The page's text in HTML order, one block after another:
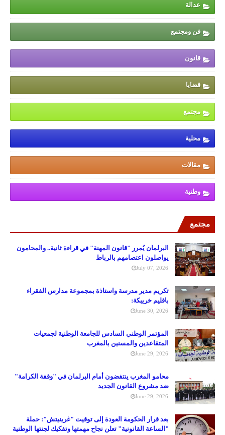
عدالة
فن ومجتمع
قانون
قضايا
مجتمع
محلية
مقالات
وطنية
مجتمع
البرلمان يُمرر "قانون المهنة" في قراءة ثانية.. والمحامون
يواصلون اعتصامهم بالرباط
July 07, 2026
تكريم مدير مدرسة واستاذة بمجموعة مدارس الفقراء
باقليم خريبكة:
June 30, 2026
المؤتمر الوطني السادس للجامعة الوطنية لجمعيات
المتقاعدين والمسنين بالمغرب
June 29, 2026
محامو المغرب ينتفضون أمام البرلمان في "وقفة الكرامة"
ضد مشروع القانون الجديد
June 29, 2026
بعد قرار الحكومة العودة إلى توقيت "غرينيتش": حملة
"الساعة القانونية" تعلن نجاح مهمتها وتفكيك لجنتها الوطنية